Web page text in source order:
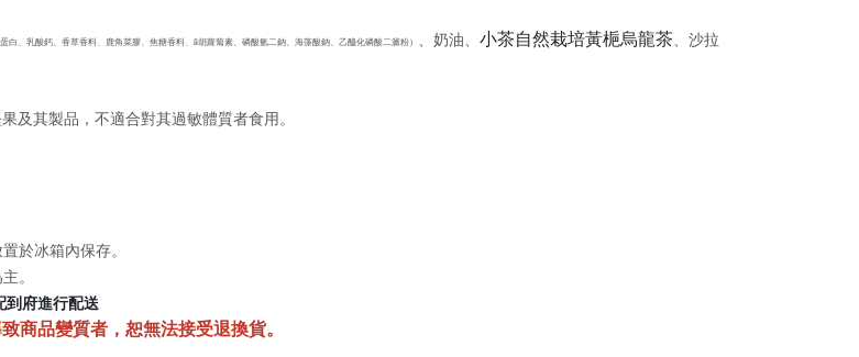
白、乳酸鈣、香草香料、鹿角菜膠、焦糖香料、ß胡蘿蔔素、磷酸氫二鈉、海藻酸鈉、乙醯化磷酸二澱粉） 、奶油、 小茶自然栽培黃梔烏龍茶、沙拉
及其製品，不適合對其過敏體質者食用。
於冰箱內保存。
。
到府進行配送
商品變質者，恕無法接受退換貨。